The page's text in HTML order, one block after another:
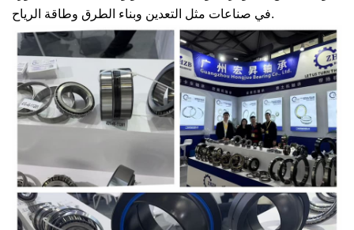
في صناعات مثل التعدين وبناء الطرق وطاقة الرياح.